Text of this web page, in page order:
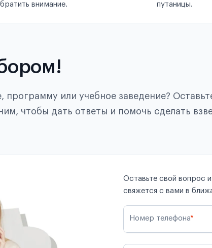
внимание.
путаницы.
программу или учебное заведение?
чтобы дать ответы и помочь сделать
Оставьте свой вопрос
свяжется с вами в
Номер телефона*